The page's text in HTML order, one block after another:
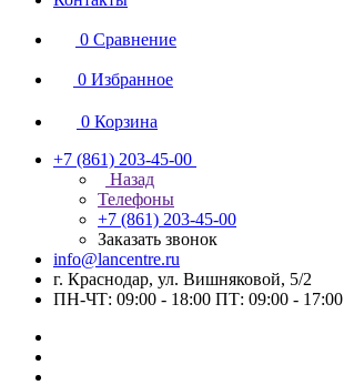
0 Сравнение
0 Избранное
0 Корзина
+7 (861) 203-45-00
Назад
Телефоны
+7 (861) 203-45-00
Заказать звонок
info@lancentre.ru
г. Краснодар, ул. Вишняковой, 5/2
ПН-ЧТ: 09:00 - 18:00 ПТ: 09:00 - 17:00